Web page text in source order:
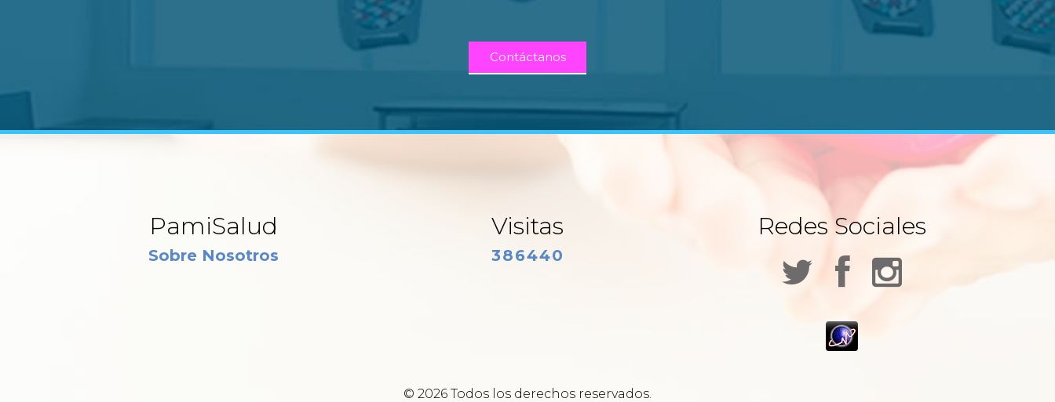
Contáctanos
PamiSalud
Sobre Nosotros
Visitas
386440
Redes Sociales
© 2026 Todos los derechos reservados.